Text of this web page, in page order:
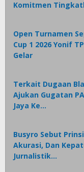
Komitmen
Open Turnamen
Cup 1 2026 Yonif
Gelar
Terkait Dugaan
Ajukan Gugatan
Jaya Ke…
Busyro Sebut
Akurasi, Dan
Jurnalistik…